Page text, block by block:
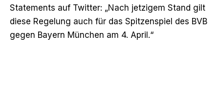
Statements auf Twitter: „Nach jetzigem Stand gilt
diese Regelung auch für das Spitzenspiel des BVB
gegen Bayern München am 4. April.“